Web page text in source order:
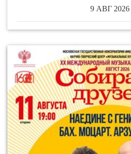
9 АВГ 2026